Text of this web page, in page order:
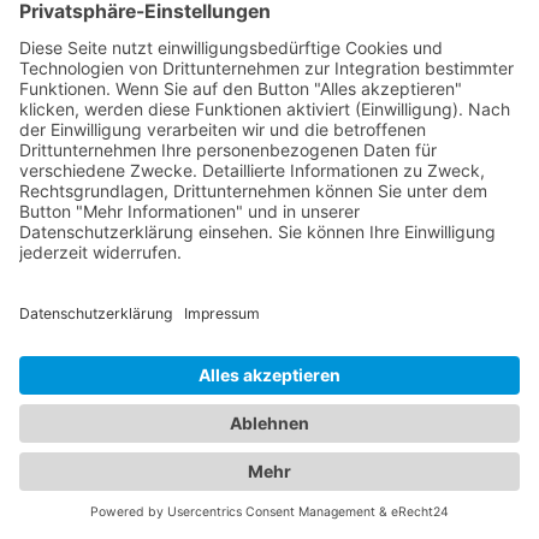
Fachärzte bieten umfassende
Vorsorgeuntersuchungen, Impfungen und
behandeln akute und chronische Erkrankungen
Ihrer Kleinen. Unser Portal ermöglicht es Ihnen, die
besten Augenärzte und den bestenKinderarzt
Bindlachzu finden und Ihre Familie in kompetente
Hände zu legen. Vertrauen Sie auf unsere sorgfältig
ausgewählten Fachexperten, um die optimale
gewährleisten.
Jetzt Augenarzt finden!